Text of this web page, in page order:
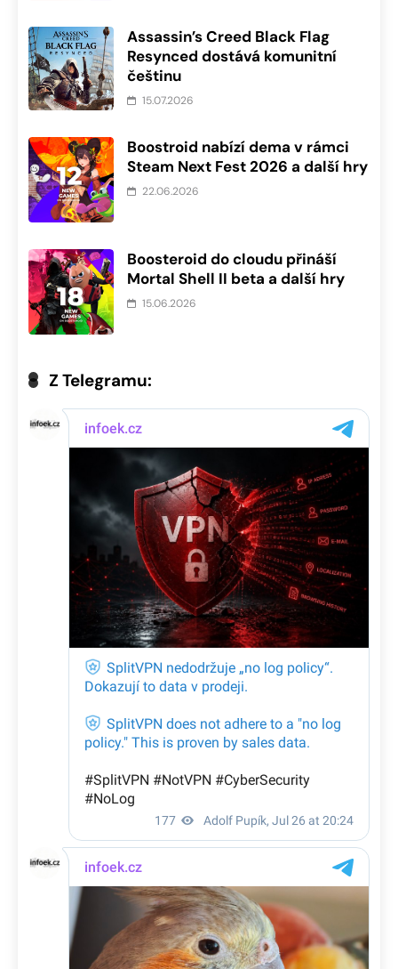
Assassin’s Creed Black Flag
Resynced dostává komunitní
češtinu
15.07.2026
Boostroid nabízí dema v rámci
Steam Next Fest 2026 a další hry
22.06.2026
Boosteroid do cloudu přináší
Mortal Shell II beta a další hry
15.06.2026
Z Telegramu: